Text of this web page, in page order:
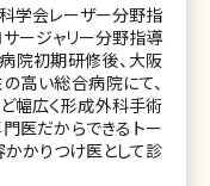
学会レーザー分野指
ージャリー分野指導
院初期研修後、大阪
高い総合病院にて、
幅広く形成外科手術
医だからできるトー
かりつけ医として診